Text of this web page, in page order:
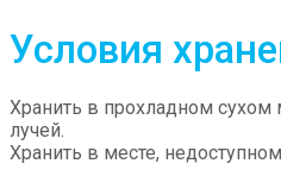
Условия
Хранить в прохладном сухом
лучей.
Хранить в месте,